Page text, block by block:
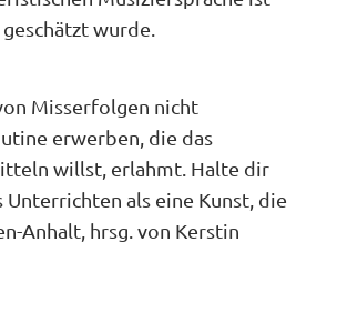
wurde.
Misserfolgen nicht
erwerben, die das
willst, erlahmt. Halte dir
als eine Kunst, die
Anhalt, hrsg. von Kerstin